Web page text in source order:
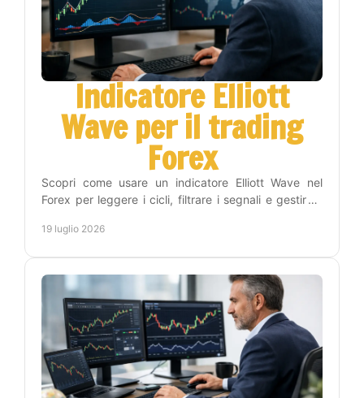
Indicatore Elliott
Wave per il trading
Forex
Scopri come usare un indicatore Elliott Wave nel
Forex per leggere i cicli, filtrare i segnali e gestire il
19 luglio 2026